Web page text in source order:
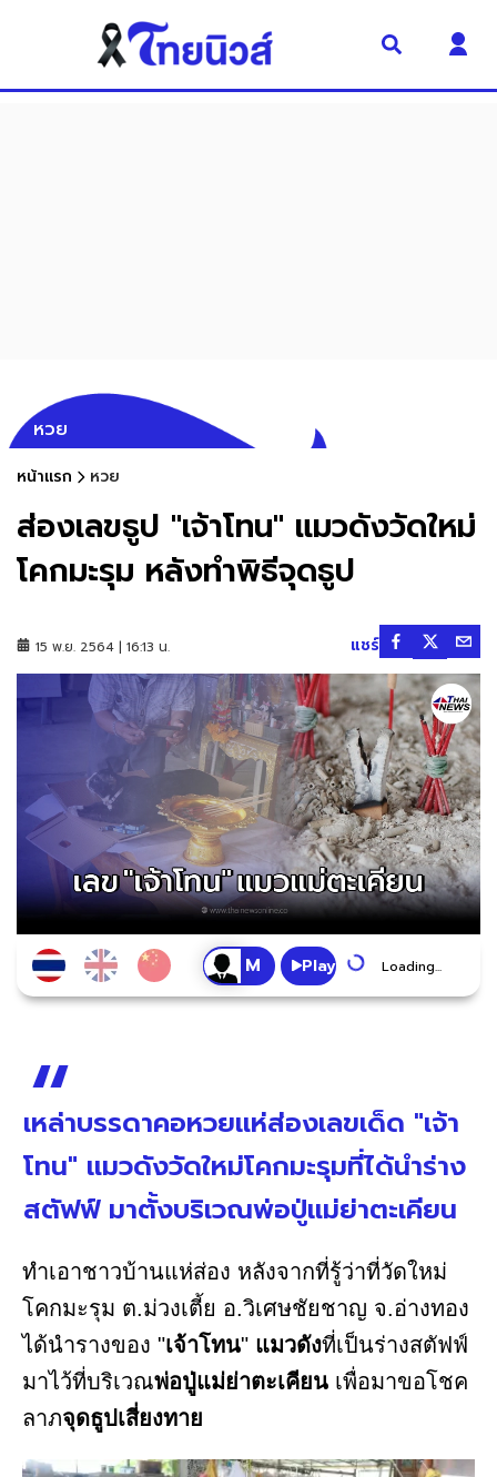
หวย
หน้าแรก หวย
ส่องเลขธูป "เจ้าโทน" แมวดังวัดใหม่
โคกมะรุม หลังทำพิธีจุดธูป
15 พ.ย. 2564 | 16:13 น. แชร์
Play Loading...
เหล่าบรรดาคอหวยแห่ส่องเลขเด็ด "เจ้า
โทน" แมวดังวัดใหม่โคกมะรุมที่ได้นำร่าง
สตัฟฟ์ มาตั้งบริเวณพ่อปู่แม่ย่าตะเคียน
ทำเอาชาวบ้านแห่ส่อง หลังจากที่รู้ว่าที่วัดใหม่
โคกมะรุม ต.ม่วงเตี้ย อ.วิเศษชัยชาญ จ.อ่างทอง
ได้นำรางของ "เจ้าโทน" แมวดังที่เป็นร่างสตัฟฟ์
มาไว้ที่บริเวณพ่อปู่แม่ย่าตะเคียน เพื่อมาขอโชค
ลาภจุดธูปเสี่ยงทาย